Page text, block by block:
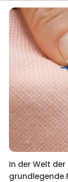
In der Welt
grundlegende